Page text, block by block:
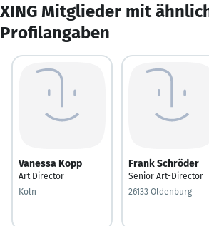
XING Mitglieder mit
Profilangaben
Vanessa Kopp
Art Director
Köln
Frank Schröder
Senior Art-Director
26133 Oldenburg